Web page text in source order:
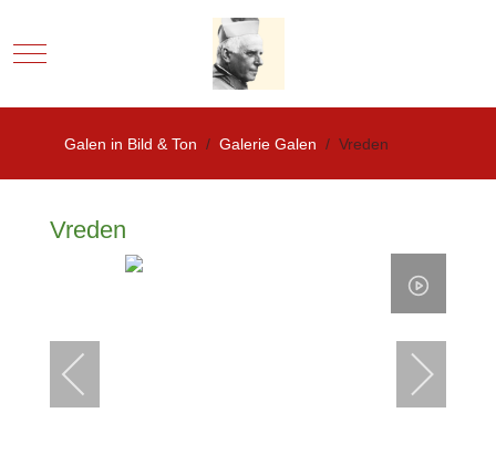
Mobile Menu Toggle
Galen in Bild & Ton Galerie Galen Vreden
Vreden